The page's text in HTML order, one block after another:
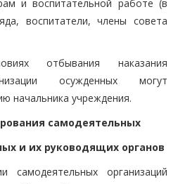
и воспитательной работе (в
воспитатели, члены совета
отбывания наказания
осужденных могут
начальника учреждения.
самодеятельных
и их руководящих органов
организаций